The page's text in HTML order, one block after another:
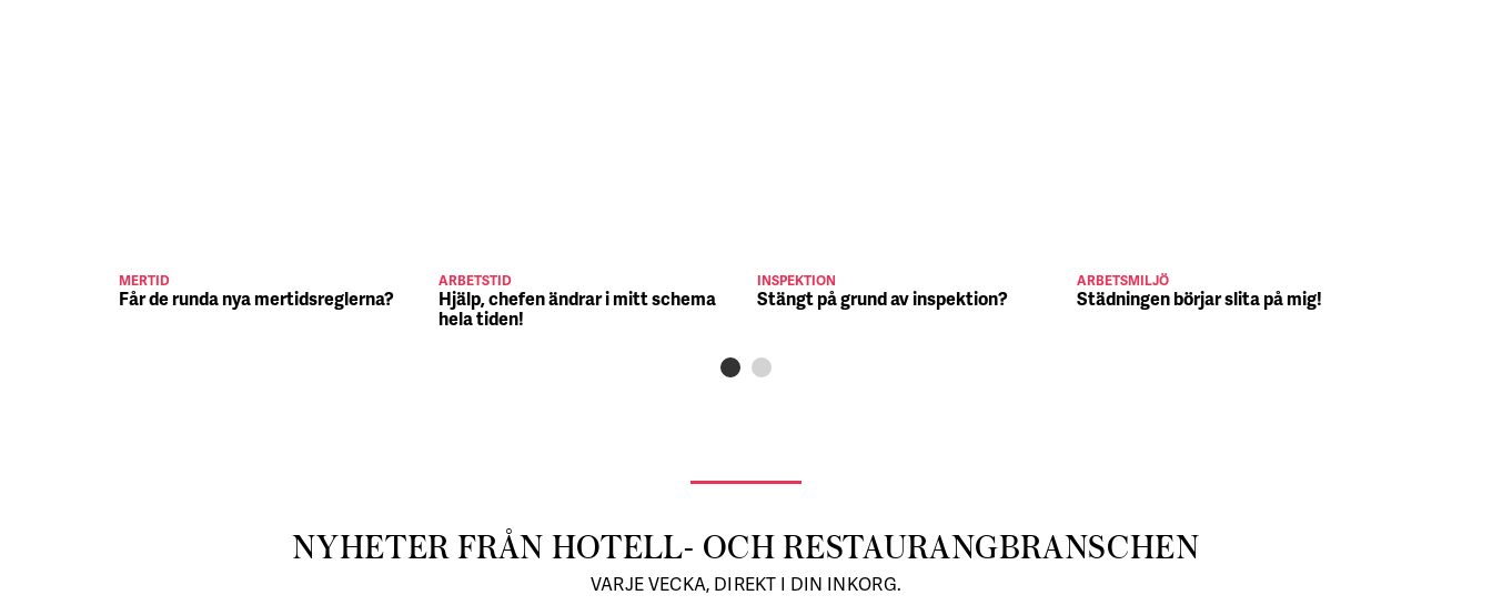
MERTID
Får de runda nya mertidsreglerna?
ARBETSTID
Hjälp, chefen ändrar i mitt schema
hela tiden!
INSPEKTION
Stängt på grund av inspektion?
ARBETSMILJÖ
Städningen börjar slita på mig!
NYHETER FRÅN HOTELL- OCH RESTAURANGBRANSCHEN
VARJE VECKA, DIREKT I DIN INKORG.